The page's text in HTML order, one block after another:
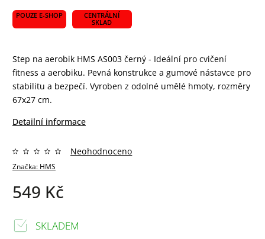
POUZE E-SHOP
CENTRÁLNÍ
SKLAD
Step na aerobik HMS AS003 černý - Ideální pro cvičení
fitness a aerobiku. Pevná konstrukce a gumové nástavce pro
stabilitu a bezpečí. Vyroben z odolné umělé hmoty, rozměry
67x27 cm.
Detailní informace
Značka: HMS
Neohodnoceno
549 Kč
SKLADEM